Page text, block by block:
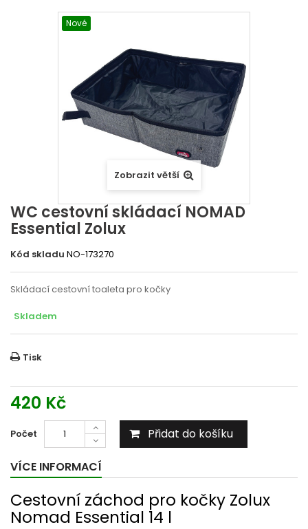
Nové
Zobrazit větší
WC cestovní skládací NOMAD
Essential Zolux
Kód skladu NO-173270
Skládací cestovní toaleta pro kočky
Skladem
Tisk
420 Kč
Počet Přidat do košíku
VÍCE INFORMACÍ
Cestovní záchod pro kočky Zolux
Nomad Essential 14 l